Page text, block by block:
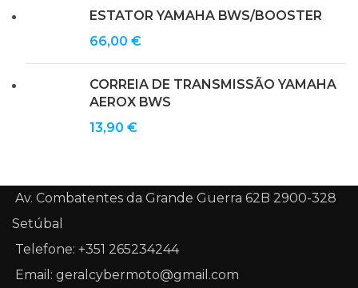
ESTATOR YAMAHA BWS/BOOSTER
66,00 €
CORREIA DE TRANSMISSÃO YAMAHA
AEROX BWS
13,90 €
Av. Combatentes da Grande Guerra 62B 2900-328
Setúbal
Telefone: +351 265234244
Email: geralcybermoto@gmail.com